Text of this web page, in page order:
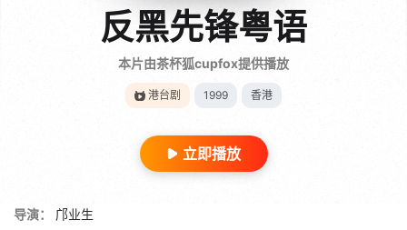
反黑先锋粤语
本片由茶杯狐cupfox提供播放
港台剧 1999 香港
立即播放
导演：
邝业生